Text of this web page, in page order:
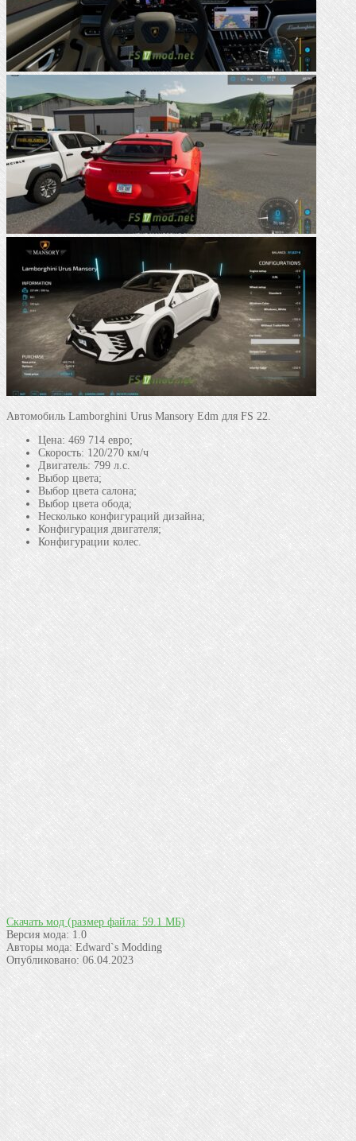
Автомобиль Lamborghini Urus Mansory Edm для FS 22.
Цена: 469 714 евро;
Скорость: 120/270 км/ч
Двигатель: 799 л.с.
Выбор цвета;
Выбор цвета салона;
Выбор цвета обода;
Несколько конфигураций дизайна;
Конфигурация двигателя;
Конфигурации колес.
Скачать мод (размер файла: 59.1 МБ)
Версия мода: 1.0
Авторы мода: Edward`s Modding
Опубликовано: 06.04.2023